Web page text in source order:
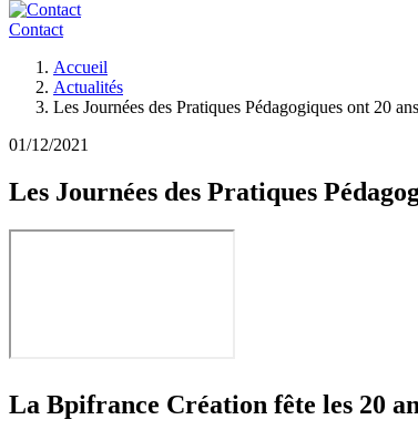
Contact
d'Ariane
Accueil
Actualités
Les Journées des Pratiques Pédagogiques ont 20 ans
01/12/2021
Les Journées des Pratiques
La Bpifrance Création fête les 20